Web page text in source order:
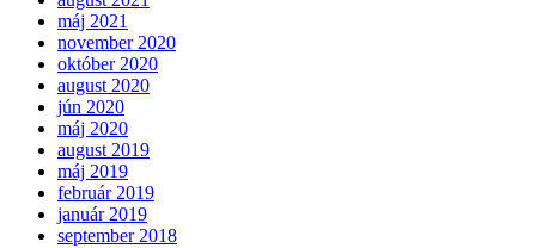
máj 2021
november 2020
október 2020
august 2020
jún 2020
máj 2020
august 2019
máj 2019
február 2019
január 2019
september 2018